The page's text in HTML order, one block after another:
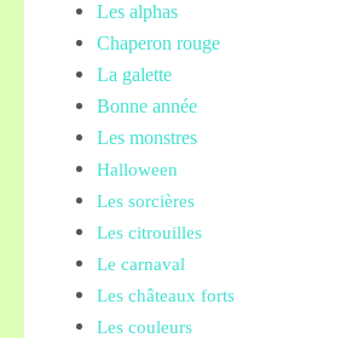
Les alphas
Chaperon rouge
La galette
Bonne année
Les monstres
Halloween
Les sorcières
Les citrouilles
Le carnaval
Les châteaux forts
Les couleurs